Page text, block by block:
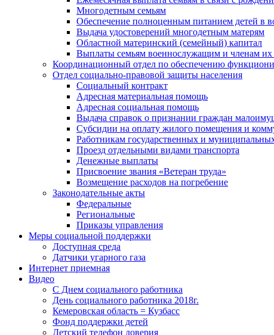
Многодетным семьям
Обеспечение полноценным питанием детей в
Выдача удостоверений многодетным матерям
Областной материнский (семейный) капитал
Выплаты семьям военнослужащим и членам
Координационный отдел по обеспечению
Отдел социально-правовой защиты населения
Социальный контракт
Адресная материальная помощь
Адресная социальная помощь
Выдача справок о признании граждан
Субсидии на оплату жилого помещения и
Работникам государственных и
Проезд отдельными видами транспорта
Денежные выплаты
Присвоение звания «Ветеран труда»
Возмещение расходов на погребение
Законодательные акты
Федеральные
Региональные
Приказы управления
Меры социальной поддержки
Доступная среда
Датчики угарного газа
Интернет приемная
Видео
С Днем социального работника
День социального работника 2018г.
Кемеровская область = Кузбасс
Фонд поддержки детей
Детский телефон доверия